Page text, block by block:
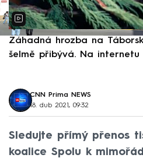
Záhadná hrozba na
šelmě přibývá. Na internetu
CNN Prima NEWS
18. dub 2021, 09:32
Sledujte přímý přenos
koalice Spolu k